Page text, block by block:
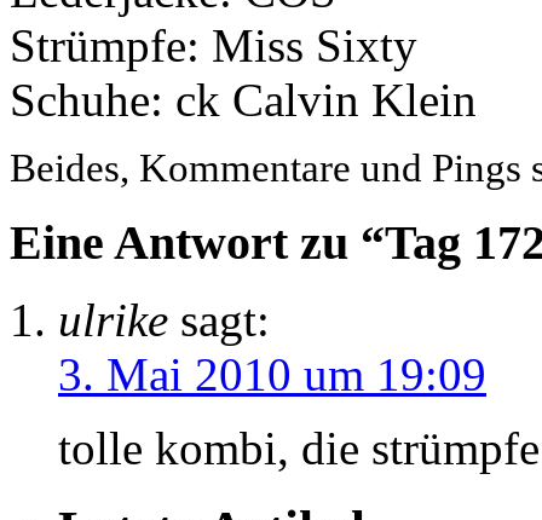
Strümpfe: Miss Sixty
Schuhe: ck Calvin Klein
Beides, Kommentare und Pings
Eine Antwort zu “Tag
ulrike sagt:
3. Mai 2010 um 19:09
tolle kombi, die